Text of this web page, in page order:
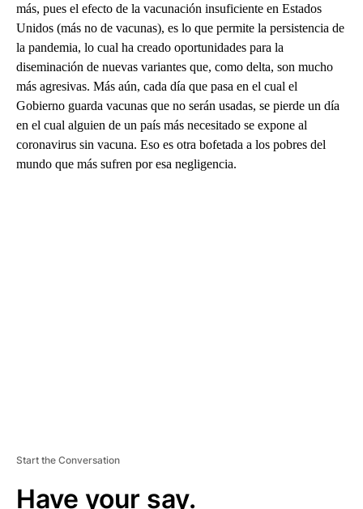
más, pues el efecto de la vacunación insuficiente en Estados
Unidos (más no de vacunas), es lo que permite la persistencia de
la pandemia, lo cual ha creado oportunidades para la
diseminación de nuevas variantes que, como delta, son mucho
más agresivas. Más aún, cada día que pasa en el cual el
Gobierno guarda vacunas que no serán usadas, se pierde un día
en el cual alguien de un país más necesitado se expone al
coronavirus sin vacuna. Eso es otra bofetada a los pobres del
mundo que más sufren por esa negligencia.
Start the Conversation
Have your say.